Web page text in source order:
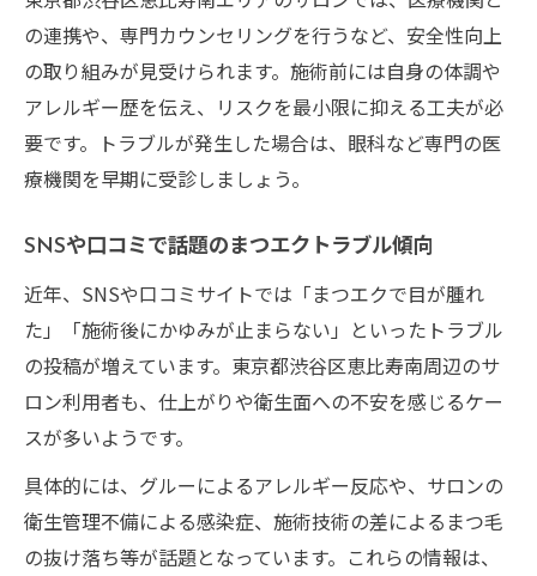
の連携や、専門カウンセリングを行うなど、安全性向上
の取り組みが見受けられます。施術前には自身の体調や
アレルギー歴を伝え、リスクを最小限に抑える工夫が必
要です。トラブルが発生した場合は、眼科など専門の医
療機関を早期に受診しましょう。
SNSや口コミで話題のまつエクトラブル傾向
近年、SNSや口コミサイトでは「まつエクで目が腫れ
た」「施術後にかゆみが止まらない」といったトラブル
の投稿が増えています。東京都渋谷区恵比寿南周辺のサ
ロン利用者も、仕上がりや衛生面への不安を感じるケー
スが多いようです。
具体的には、グルーによるアレルギー反応や、サロンの
衛生管理不備による感染症、施術技術の差によるまつ毛
の抜け落ち等が話題となっています。これらの情報は、